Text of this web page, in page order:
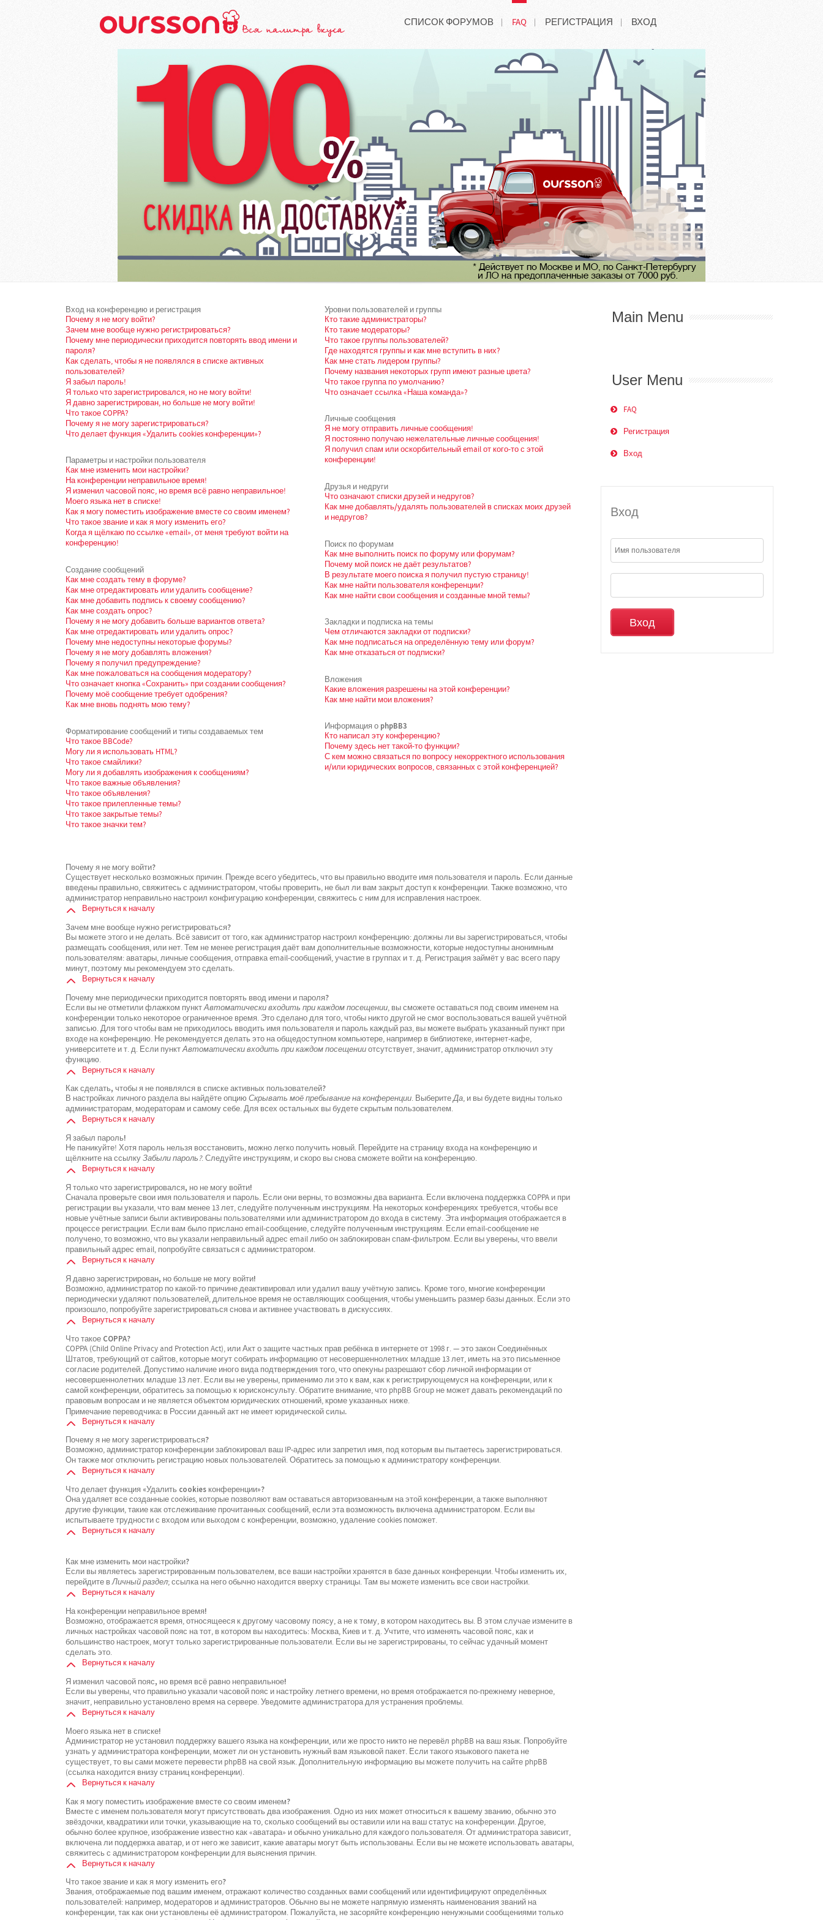
СПИСОК ФОРУМОВ FAQ РЕГИСТРАЦИЯ ВХОД
Вход на конференцию и регистрация
Почему я не могу войти?
Зачем мне вообще нужно регистрироваться?
Почему мне периодически приходится повторять ввод имени и
пароля?
Как сделать, чтобы я не появлялся в списке активных
пользователей?
Я забыл пароль!
Я только что зарегистрировался, но не могу войти!
Я давно зарегистрирован, но больше не могу войти!
Что такое COPPA?
Почему я не могу зарегистрироваться?
Что делает функция «Удалить cookies конференции»?
Параметры и настройки пользователя
Как мне изменить мои настройки?
На конференции неправильное время!
Я изменил часовой пояс, но время всё равно неправильное!
Моего языка нет в списке!
Как я могу поместить изображение вместе со своим именем?
Что такое звание и как я могу изменить его?
Когда я щёлкаю по ссылке «email», от меня требуют войти на
конференцию!
Создание сообщений
Как мне создать тему в форуме?
Как мне отредактировать или удалить сообщение?
Как мне добавить подпись к своему сообщению?
Как мне создать опрос?
Почему я не могу добавить больше вариантов ответа?
Как мне отредактировать или удалить опрос?
Почему мне недоступны некоторые форумы?
Почему я не могу добавлять вложения?
Почему я получил предупреждение?
Как мне пожаловаться на сообщения модератору?
Что означает кнопка «Сохранить» при создании сообщения?
Почему моё сообщение требует одобрения?
Как мне вновь поднять мою тему?
Форматирование сообщений и типы создаваемых тем
Что такое BBCode?
Могу ли я использовать HTML?
Что такое смайлики?
Могу ли я добавлять изображения к сообщениям?
Что такое важные объявления?
Что такое объявления?
Что такое прилепленные темы?
Что такое закрытые темы?
Что такое значки тем?
Уровни пользователей и группы
Кто такие администраторы?
Кто такие модераторы?
Что такое группы пользователей?
Где находятся группы и как мне вступить в них?
Как мне стать лидером группы?
Почему названия некоторых групп имеют разные цвета?
Что такое группа по умолчанию?
Что означает ссылка «Наша команда»?
Личные сообщения
Я не могу отправить личные сообщения!
Я постоянно получаю нежелательные личные сообщения!
Я получил спам или оскорбительный email от кого-то с этой
конференции!
Друзья и недруги
Что означают списки друзей и недругов?
Как мне добавлять/удалять пользователей в списках моих друзей
и недругов?
Поиск по форумам
Как мне выполнить поиск по форуму или форумам?
Почему мой поиск не даёт результатов?
В результате моего поиска я получил пустую страницу!
Как мне найти пользователя конференции?
Как мне найти свои сообщения и созданные мной темы?
Закладки и подписка на темы
Чем отличаются закладки от подписки?
Как мне подписаться на определённую тему или форум?
Как мне отказаться от подписки?
Вложения
Какие вложения разрешены на этой конференции?
Как мне найти мои вложения?
Информация о phpBB3
Кто написал эту конференцию?
Почему здесь нет такой-то функции?
С кем можно связаться по вопросу некорректного использования
и/или юридических вопросов, связанных с этой конференцией?
Почему я не могу войти?
Существует несколько возможных причин. Прежде всего убедитесь, что вы правильно вводите имя пользователя и пароль. Если данные
введены правильно, свяжитесь с администратором, чтобы проверить, не был ли вам закрыт доступ к конференции. Также возможно, что
администратор неправильно настроил конфигурацию конференции, свяжитесь с ним для исправления настроек.
Вернуться к началу
Зачем мне вообще нужно регистрироваться?
Вы можете этого и не делать. Всё зависит от того, как администратор настроил конференцию: должны ли вы зарегистрироваться, чтобы
размещать сообщения, или нет. Тем не менее регистрация даёт вам дополнительные возможности, которые недоступны анонимным
пользователям: аватары, личные сообщения, отправка email-сообщений, участие в группах и т. д. Регистрация займёт у вас всего пару
минут, поэтому мы рекомендуем это сделать.
Вернуться к началу
Почему мне периодически приходится повторять ввод имени и пароля?
Если вы не отметили флажком пунктАвтоматически входить при каждом посещении, вы сможете оставаться под своим именем на
конференции только некоторое ограниченное время. Это сделано для того, чтобы никто другой не смог воспользоваться вашей учётной
записью. Для того чтобы вам не приходилось вводить имя пользователя и пароль каждый раз, вы можете выбрать указанный пункт при
входе на конференцию. Не рекомендуется делать это на общедоступном компьютере, например в библиотеке, интернет-кафе,
университете и т. д. Если пунктАвтоматически входить при каждом посещенииотсутствует, значит, администратор отключил эту
функцию.
Вернуться к началу
Как сделать, чтобы я не появлялся в списке активных пользователей?
В настройках личного раздела вы найдёте опциюСкрывать моё пребывание на конференции. ВыберитеДа, и вы будете видны только
администраторам, модераторам и самому себе. Для всех остальных вы будете скрытым пользователем.
Вернуться к началу
Я забыл пароль!
Не паникуйте! Хотя пароль нельзя восстановить, можно легко получить новый. Перейдите на страницу входа на конференцию и
щёлкните на ссылкуЗабыли пароль?. Следуйте инструкциям, и скоро вы снова сможете войти на конференцию.
Вернуться к началу
Я только что зарегистрировался, но не могу войти!
Сначала проверьте свои имя пользователя и пароль. Если они верны, то возможны два варианта. Если включена поддержка COPPA и при
регистрации вы указали, что вам менее 13 лет, следуйте полученным инструкциям. На некоторых конференциях требуется, чтобы все
новые учётные записи были активированы пользователями или администратором до входа в систему. Эта информация отображается в
процессе регистрации. Если вам было прислано email-сообщение, следуйте полученным инструкциям. Если email-сообщение не
получено, то возможно, что вы указали неправильный адрес email либо он заблокирован спам-фильтром. Если вы уверены, что ввели
правильный адрес email, попробуйте связаться с администратором.
Вернуться к началу
Я давно зарегистрирован, но больше не могу войти!
Возможно, администратор по какой-то причине деактивировал или удалил вашу учётную запись. Кроме того, многие конференции
периодически удаляют пользователей, длительное время не оставляющих сообщения, чтобы уменьшить размер базы данных. Если это
произошло, попробуйте зарегистрироваться снова и активнее участвовать в дискуссиях.
Вернуться к началу
Что такое COPPA?
COPPA (Child Online Privacy and Protection Act), или Акт о защите частных прав ребёнка в интернете от 1998 г. — это закон Соединённых
Штатов, требующий от сайтов, которые могут собирать информацию от несовершеннолетних младше 13 лет, иметь на это письменное
согласие родителей. Допустимо наличие иного вида подтверждения того, что опекуны разрешают сбор личной информации от
несовершеннолетних младше 13 лет. Если вы не уверены, применимо ли это к вам, как к регистрирующемуся на конференции, или к
самой конференции, обратитесь за помощью к юрисконсульту. Обратите внимание, что phpBB Group не может давать рекомендаций по
правовым вопросам и не является объектом юридических отношений, кроме указанных ниже.
Примечание переводчика: в России данный акт не имеет юридической силы.
Вернуться к началу
Почему я не могу зарегистрироваться?
Возможно, администратор конференции заблокировал ваш IP-адрес или запретил имя, под которым вы пытаетесь зарегистрироваться.
Он также мог отключить регистрацию новых пользователей. Обратитесь за помощью к администратору конференции.
Вернуться к началу
Что делает функция «Удалить cookies конференции»?
Она удаляет все созданные cookies, которые позволяют вам оставаться авторизованным на этой конференции, а также выполняют
другие функции, такие как отслеживание прочитанных сообщений, если эта возможность включена администратором. Если вы
испытываете трудности с входом или выходом с конференции, возможно, удаление cookies поможет.
Вернуться к началу
Как мне изменить мои настройки?
Если вы являетесь зарегистрированным пользователем, все ваши настройки хранятся в базе данных конференции. Чтобы изменить их,
перейдите вЛичный раздел; ссылка на него обычно находится вверху страницы. Там вы можете изменить все свои настройки.
Вернуться к началу
На конференции неправильное время!
Возможно, отображается время, относящееся к другому часовому поясу, а не к тому, в котором находитесь вы. В этом случае измените в
личных настройках часовой пояс на тот, в котором вы находитесь: Москва, Киев и т. д. Учтите, что изменять часовой пояс, как и
большинство настроек, могут только зарегистрированные пользователи. Если вы не зарегистрированы, то сейчас удачный момент
сделать это.
Вернуться к началу
Я изменил часовой пояс, но время всё равно неправильное!
Если вы уверены, что правильно указали часовой пояс и настройку летнего времени, но время отображается по-прежнему неверное,
значит, неправильно установлено время на сервере. Уведомите администратора для устранения проблемы.
Вернуться к началу
Моего языка нет в списке!
Администратор не установил поддержку вашего языка на конференции, или же просто никто не перевёл phpBB на ваш язык. Попробуйте
узнать у администратора конференции, может ли он установить нужный вам языковой пакет. Если такого языкового пакета не
существует, то вы сами можете перевести phpBB на свой язык. Дополнительную информацию вы можете получить на сайте phpBB
(ссылка находится внизу страниц конференции).
Вернуться к началу
Как я могу поместить изображение вместе со своим именем?
Вместе с именем пользователя могут присутствовать два изображения. Одно из них может относиться к вашему званию, обычно это
звёздочки, квадратики или точки, указывающие на то, сколько сообщений вы оставили или на ваш статус на конференции. Другое,
обычно более крупное, изображение известно как «аватара» и обычно уникально для каждого пользователя. От администратора зависит,
включена ли поддержка аватар, и от него же зависит, какие аватары могут быть использованы. Если вы не можете использовать аватары,
свяжитесь с администратором конференции для выяснения причин.
Вернуться к началу
Что такое звание и как я могу изменить его?
Звания, отображаемые под вашим именем, отражают количество созданных вами сообщений или идентифицируют определённых
пользователей: например, модераторов и администраторов. Обычно вы не можете напрямую изменять наименования званий на
конференции, так как они установлены её администратором. Пожалуйста, не засоряйте конференцию ненужными сообщениями только
Main Menu
User Menu
FAQ
Регистрация
Вход
Вход